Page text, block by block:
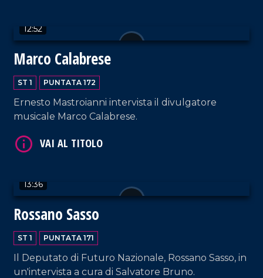
12:52
Marco Calabrese
ST 1 PUNTATA 172
Ernesto Mastroianni intervista il divulgatore
musicale Marco Calabrese.
13:36
Rossano Sasso
ST 1 PUNTATA 171
Il Deputato di Futuro Nazionale, Rossano Sasso, in
un'intervista a cura di Salvatore Bruno.
VAI AL TITOLO
VAI AL TITOLO